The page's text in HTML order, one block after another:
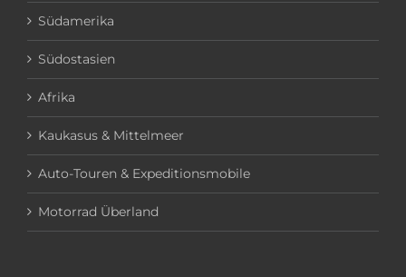
Südamerika
Südostasien
Afrika
Kaukasus & Mittelmeer
Auto-Touren & Expeditionsmobile
Motorrad Überland